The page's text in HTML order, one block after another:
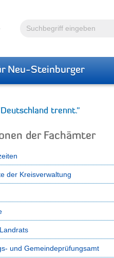
Volltextsuche
Neu-Steinburger
trennt."
der Fachämter
der Kreisverwaltung
und Gemeindeprüfungsamt